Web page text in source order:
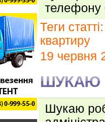
Теги статті:
квартиру
19 червня
ШУКАЮ
Шукаю